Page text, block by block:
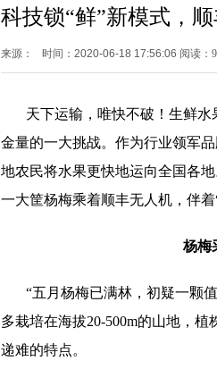
科技锁“鲜”新模式，
来源： 时间：2020-06-18 17:56:06 阅读：
天下运输，唯快不破！生鲜
金量的一大挑战。作为行业领军
地农民将水果更快地运向全国各
一大筐杨梅乘着顺丰无人机， 伴着
杨梅
“五月杨梅已满林，初疑一颗
多栽培在海拔20-500m的山地，
递难的特点。